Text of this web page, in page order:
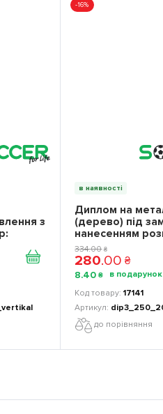
з
-16%
в наявності
Диплом на
(дерево) під
нанесенням
250*200 мм
334.00 ₴
280.00 ₴
8.40 ₴
17141
до порівняння